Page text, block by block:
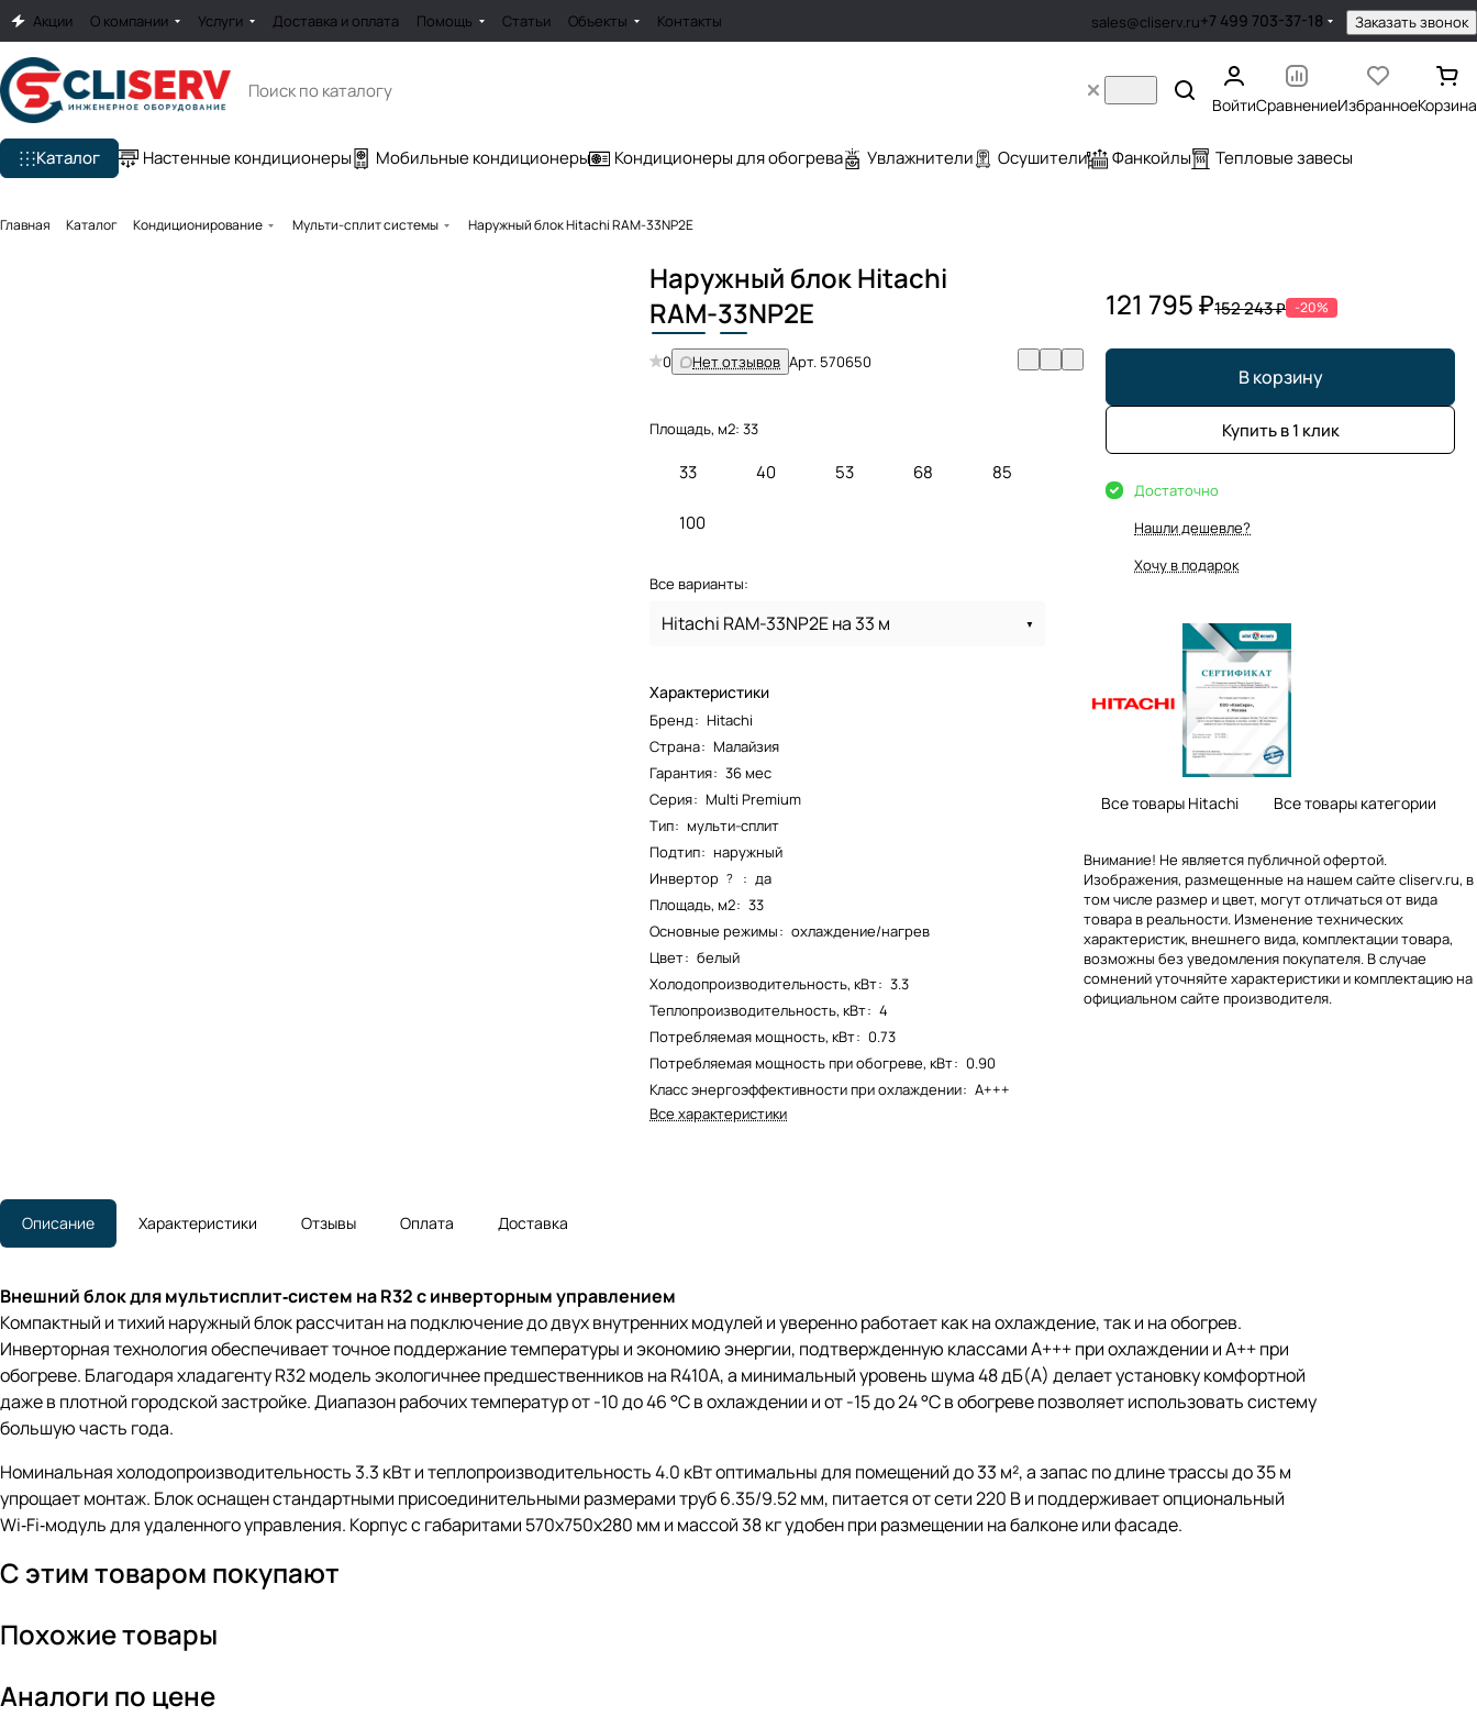
Акции О компании Услуги Доставка и оплата Помощь Статьи Объекты Контакты sales@cliserv.ru+7 499 703-37-18 Заказать звонок
ВойтиСравнениеИзбранноеКорзина
Каталог Настенные кондиционеры Мобильные кондиционеры Кондиционеры для обогрева Увлажнители Осушители Фанкойлы Тепловые завесы
Главная Каталог Кондиционирование Мульти-сплит системы Наружный блок Hitachi RAM-33NP2E
Наружный блок Hitachi
RAM-33NP2E
0 Нет отзывов Арт. 570650
Площадь, м2:33
33 40 53 68 85
100
Все варианты:
Hitachi RAM-33NP2E на 33 м
Характеристики
Бренд: Hitachi
Страна: Малайзия
Гарантия: 36 мес
Серия: Multi Premium
Тип: мульти-сплит
Подтип: наружный
Инвертор ? : да
Площадь, м2: 33
Основные режимы: охлаждение/нагрев
Цвет: белый
Холодопроизводительность, кВт: 3.3
Теплопроизводительность, кВт: 4
Потребляемая мощность, кВт: 0.73
Потребляемая мощность при обогреве, кВт: 0.90
Класс энергоэффективности при охлаждении: A+++
Все характеристики
121 795 ₽152 243 ₽ -20%
В корзину
Купить в 1 клик
Достаточно
Нашли дешевле?
Хочу в подарок
Все товары Hitachi Все товары категории
Внимание! Не является публичной офертой.
Изображения, размещенные на нашем сайте cliserv.ru, в
том числе размер и цвет, могут отличаться от вида
товара в реальности. Изменение технических
характеристик, внешнего вида, комплектации товара,
возможны без уведомления покупателя. В случае
сомнений уточняйте характеристики и комплектацию на
официальном сайте производителя.
Описание Характеристики Отзывы Оплата Доставка
Внешний блок для мультисплит‑систем на R32 с инверторным управлением
Компактный и тихий наружный блок рассчитан на подключение до двух внутренних модулей и уверенно работает как на охлаждение, так и на обогрев.
Инверторная технология обеспечивает точное поддержание температуры и экономию энергии, подтвержденную классами A+++ при охлаждении и A++ при
обогреве. Благодаря хладагенту R32 модель экологичнее предшественников на R410A, а минимальный уровень шума 48 дБ(А) делает установку комфортной
даже в плотной городской застройке. Диапазон рабочих температур от -10 до 46 °C в охлаждении и от -15 до 24 °C в обогреве позволяет использовать систему
большую часть года.
Номинальная холодопроизводительность 3.3 кВт и теплопроизводительность 4.0 кВт оптимальны для помещений до 33 м², а запас по длине трассы до 35 м
упрощает монтаж. Блок оснащен стандартными присоединительными размерами труб 6.35/9.52 мм, питается от сети 220 В и поддерживает опциональный
Wi‑Fi‑модуль для удаленного управления. Корпус с габаритами 570x750x280 мм и массой 38 кг удобен при размещении на балконе или фасаде.
С этим товаром покупают
Похожие товары
Аналоги по цене